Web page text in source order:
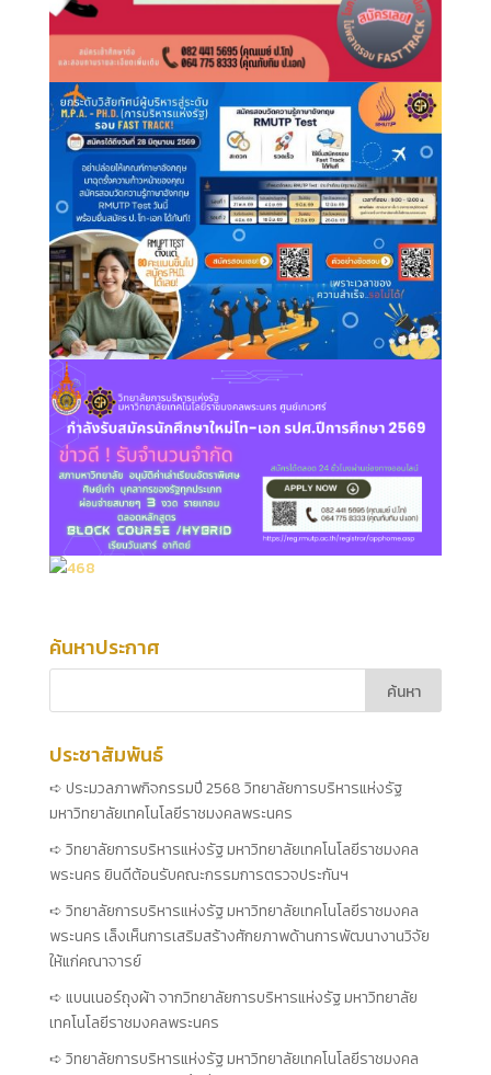
ค้นหาประกาศ
ประชาสัมพันธ์
ประมวลภาพกิจกรรมปี 2568 วิทยาลัยการบริหารแห่งรัฐ
มหาวิทยาลัยเทคโนโลยีราชมงคลพระนคร
วิทยาลัยการบริหารแห่งรัฐ มหาวิทยาลัยเทคโนโลยีราชมงคล
พระนคร ยินดีต้อนรับคณะกรรมการตรวจประกันฯ
วิทยาลัยการบริหารแห่งรัฐ มหาวิทยาลัยเทคโนโลยีราชมงคล
พระนคร เล็งเห็นการเสริมสร้างศักยภาพด้านการพัฒนางานวิจัย
ให้แก่คณาจารย์
แบนเนอร์ถุงผ้า จากวิทยาลัยการบริหารแห่งรัฐ มหาวิทยาลัย
เทคโนโลยีราชมงคลพระนคร
วิทยาลัยการบริหารแห่งรัฐ มหาวิทยาลัยเทคโนโลยีราชมงคล